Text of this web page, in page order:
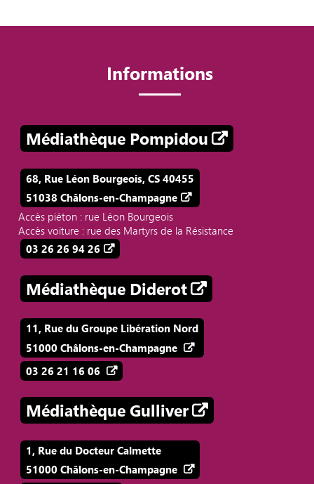
Informations
Médiathèque Pompidou
68, Rue Léon Bourgeois, CS 40455
51038 Châlons-en-Champagne
Accès piéton : rue Léon Bourgeois
Accès voiture : rue des Martyrs de la Résistance
03 26 26 94 26
Médiathèque Diderot
11, Rue du Groupe Libération Nord
51000 Châlons-en-Champagne
03 26 21 16 06
Médiathèque Gulliver
1, Rue du Docteur Calmette
51000 Châlons-en-Champagne